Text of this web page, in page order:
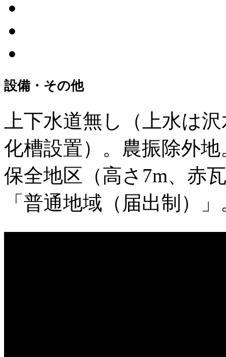
設備・その他
上下水道無し（上水は
化槽設置）。農振除外
保全地区（高さ7m、赤
「普通地域（届出制）」